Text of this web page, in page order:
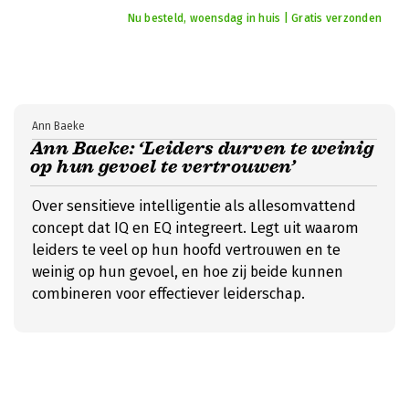
Nu besteld, woensdag in huis | Gratis verzonden
Ann Baeke: ‘Leiders durven te weinig
op hun gevoel te vertrouwen’
Ann Baeke
Over sensitieve intelligentie als allesomvattend
concept dat IQ en EQ integreert. Legt uit waarom
leiders te veel op hun hoofd vertrouwen en te
weinig op hun gevoel, en hoe zij beide kunnen
combineren voor effectiever leiderschap.